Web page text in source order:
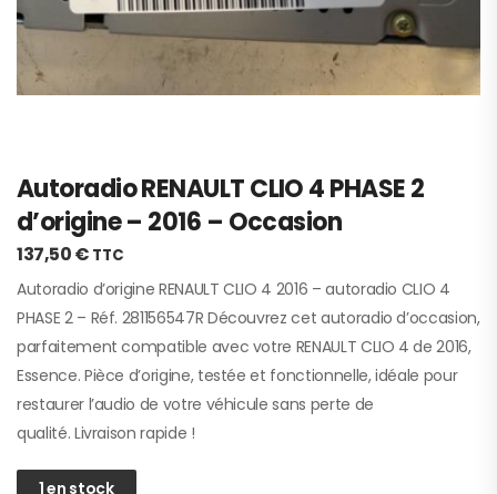
Autoradio RENAULT CLIO 4 PHASE 2
d’origine – 2016 – Occasion
137,50€ TTC
Autoradio d’origine RENAULT CLIO 4 2016 – autoradio CLIO 4
PHASE 2 – Réf. 281156547R Découvrez cet autoradio d’occasion,
parfaitement compatible avec votre RENAULT CLIO 4 de 2016,
Essence. Pièce d’origine, testée et fonctionnelle, idéale pour
restaurer l’audio de votre véhicule sans perte de
qualité. Livraison rapide !
1 en stock